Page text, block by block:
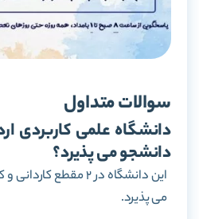
سوالات متداول
دانشگاه علمی کاربردی
دانشجو می پذیرد؟
این دانشگاه در 2
می پذیرد.